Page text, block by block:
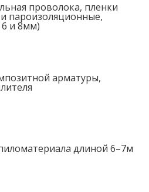
проволока, пленки
пароизоляционные,
и 8мм)
арматуры,
длиной 6–7м